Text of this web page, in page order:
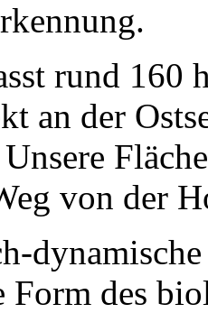
rund 160
an der
von der
Form des